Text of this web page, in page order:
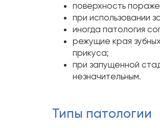
поверхность
при использовании
иногда патология
режущие края
прикуса;
при запущенной
незначительным.
Типы патологии